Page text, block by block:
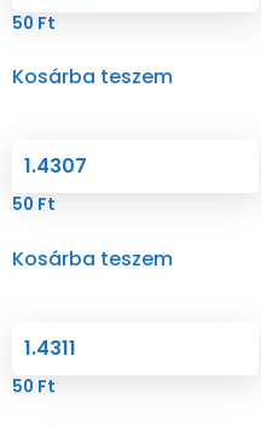
50 Ft
Kosárba teszem
1.4307
50 Ft
Kosárba teszem
1.4311
50 Ft